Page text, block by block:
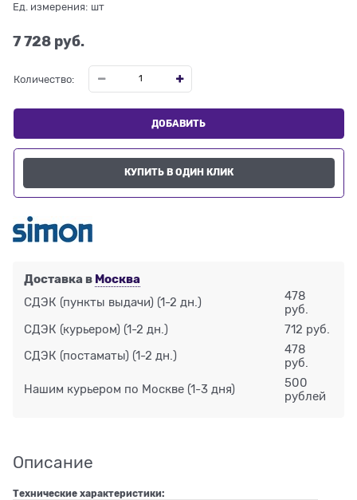
Ед. измерения: шт
7 728 руб.
Количество:
ДОБАВИТЬ
КУПИТЬ В ОДИН КЛИК
Доставка в Москва
СДЭК (пункты выдачи) (1-2 дн.)
478
руб.
СДЭК (курьером) (1-2 дн.) 712 руб.
СДЭК (постаматы) (1-2 дн.)
478
руб.
Нашим курьером по Москве (1-3 дня)
500
рублей
Описание
Технические характеристики: